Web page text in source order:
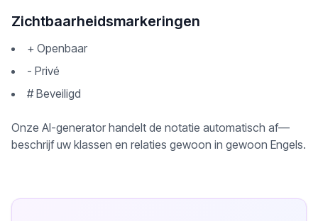
Zichtbaarheidsmarkeringen
+ Openbaar
- Privé
# Beveiligd
Onze AI-generator handelt de notatie automatisch af—
beschrijf uw klassen en relaties gewoon in gewoon Engels.